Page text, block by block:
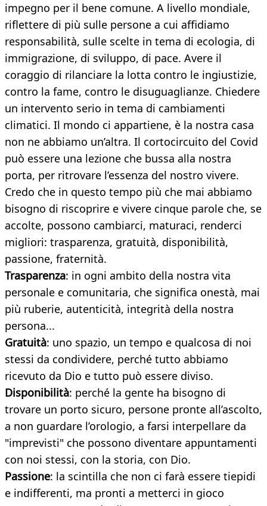
impegno per il bene comune. A livello mondiale,
riflettere di più sulle persone a cui affidiamo
responsabilità, sulle scelte in tema di ecologia, di
immigrazione, di sviluppo, di pace. Avere il
coraggio di rilanciare la lotta contro le ingiustizie,
contro la fame, contro le disuguaglianze. Chiedere
un intervento serio in tema di cambiamenti
climatici. Il mondo ci appartiene, è la nostra casa
non ne abbiamo un’altra. Il cortocircuito del Covid
può essere una lezione che bussa alla nostra
porta, per ritrovare l’essenza del nostro vivere.
Credo che in questo tempo più che mai abbiamo
bisogno di riscoprire e vivere cinque parole che, se
accolte, possono cambiarci, maturaci, renderci
migliori: trasparenza, gratuità, disponibilità,
passione, fraternità.
Trasparenza: in ogni ambito della nostra vita
personale e comunitaria, che significa onestà, mai
più ruberie, autenticità, integrità della nostra
persona...
Gratuità: uno spazio, un tempo e qualcosa di noi
stessi da condividere, perché tutto abbiamo
ricevuto da Dio e tutto può essere diviso.
Disponibilità: perché la gente ha bisogno di
trovare un porto sicuro, persone pronte all’ascolto,
a non guardare l’orologio, a farsi interpellare da
"imprevisti" che possono diventare appuntamenti
con noi stessi, con la storia, con Dio.
Passione: la scintilla che non ci farà essere tiepidi
e indifferenti, ma pronti a metterci in gioco